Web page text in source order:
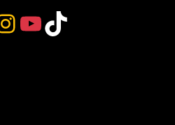
YouTube
TikTok